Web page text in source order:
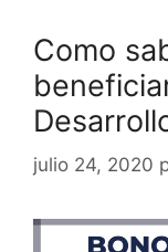
Como
julio 24, 2020